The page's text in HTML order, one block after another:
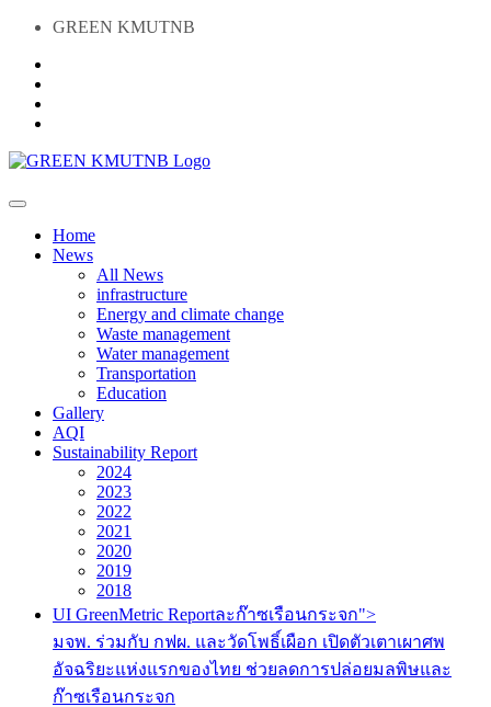
GREEN KMUTNB
Home
News
All News
infrastructure
Energy and climate change
Waste management
Water management
Transportation
Education
Gallery
AQI
Sustainability Report
2024
2023
2022
2021
2020
2019
2018
UI GreenMetric Reportละก๊าซเรือนกระจก">
มจพ. ร่วมกับ กฟผ. และวัดโพธิ์เผือก เปิดตัวเตาเผาศพ
อัจฉริยะแห่งแรกของไทย ช่วยลดการปล่อยมลพิษและ
ก๊าซเรือนกระจก